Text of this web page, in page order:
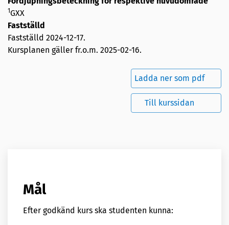
1GXX
Fastställd
Fastställd 2024-12-17.
Kursplanen gäller fr.o.m. 2025-02-16.
Ladda ner som pdf
Till kurssidan
Mål
Efter godkänd kurs ska studenten kunna: